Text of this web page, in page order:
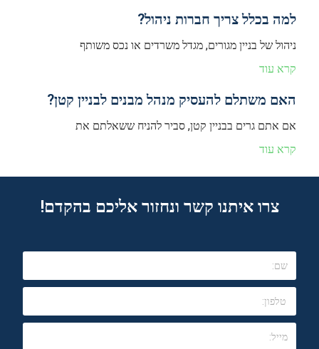
למה בכלל צריך חברות ניהול?
ניהול של בניין מגורים, מגדל משרדים או נכס משותף
קרא עוד
האם משתלם להעסיק מנהל מבנים לבניין קטן?
אם אתם גרים בבניין קטן, סביר להניח ששאלתם את
קרא עוד
צרו איתנו קשר ונחזור אליכם בהקדם!